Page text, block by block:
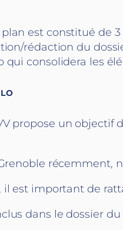
est constitué de
rédaction du
qui consolidera les
propose un
récemment,
il est important de
dans le dossier du